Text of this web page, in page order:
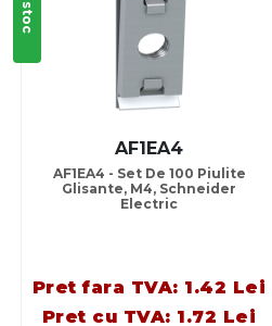
AF1EA4
AF1EA4 - Set De 100 Piulite
Glisante, M4, Schneider
Electric
Pret fara TVA: 1.42 Lei
Pret cu TVA: 1.72 Lei